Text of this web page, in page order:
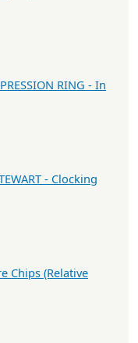
RING - In
- Clocking
Chips (Relative